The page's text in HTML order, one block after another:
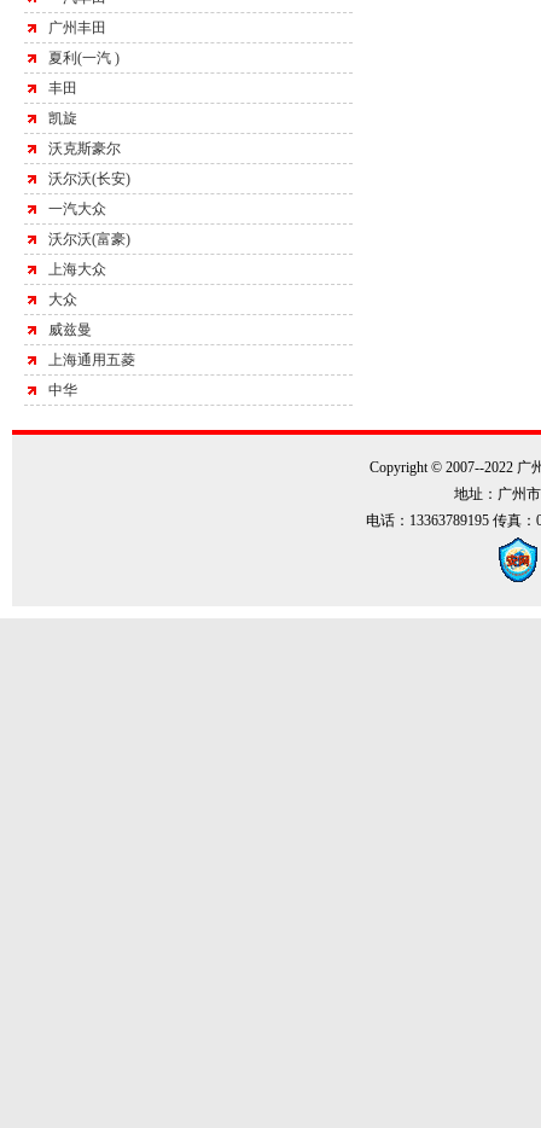
广州丰田
夏利(一汽 )
丰田
凯旋
沃克斯豪尔
沃尔沃(长安)
一汽大众
沃尔沃(富豪)
上海大众
大众
威兹曼
上海通用五菱
中华
Copyright © 2007--2022 广
地址：广州
电话：13363789195 传真：